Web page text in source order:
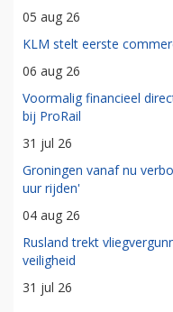
05 aug 26
KLM stelt eerste
06 aug 26
Voormalig financieel
bij ProRail
31 jul 26
Groningen vanaf nu
uur rijden'
04 aug 26
Rusland trekt
veiligheid
31 jul 26